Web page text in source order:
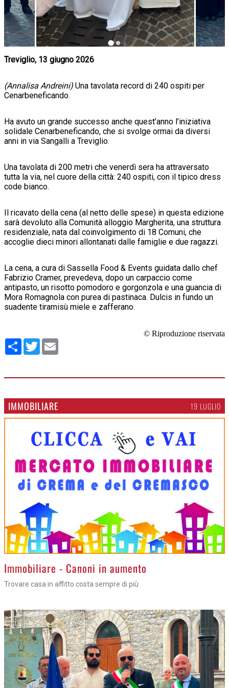
Treviglio, 13 giugno 2026
(Annalisa Andreini) Una tavolata record di 240 ospiti per
Cenarbeneficando.
Ha avuto un grande successo anche quest’anno l’iniziativa
solidale Cenarbeneficando, che si svolge ormai da diversi
anni in via Sangalli a Treviglio.
Una tavolata di 200 metri che venerdì sera ha attraversato
tutta la via, nel cuore della città: 240 ospiti, con il tipico dress
code bianco.
Il ricavato della cena (al netto delle spese) in questa edizione
sarà devoluto alla Comunità alloggio Margherita, una struttura
residenziale, nata dal coinvolgimento di 18 Comuni, che
accoglie dieci minori allontanati dalle famiglie e due ragazzi.
La cena, a cura di Sassella Food & Events guidata dallo chef
Fabrizio Cramer, prevedeva, dopo un carpaccio come
antipasto, un risotto pomodoro e gorgonzola e una guancia di
Mora Romagnola con purea di pastinaca. Dulcis in fundo un
suadente tiramisù miele e zafferano.
© Riproduzione riservata
Condividi
Twitter
IMMOBILIARE 19 LUGLIO
>Immobiliare - Canoni in aumento
Trovare casa in affitto costa sempre di più